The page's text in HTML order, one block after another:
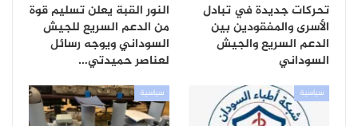
تحركات جديدة في تبادل
الأسرى والمفقودين بين
الدعم السريع والجيش
السوداني
النور القبة يعلن تسليم قوة
من الدعم السريع للجيش
السوداني ويوجه رسائل
لعناصر حميدتي…
سياسية سياسية